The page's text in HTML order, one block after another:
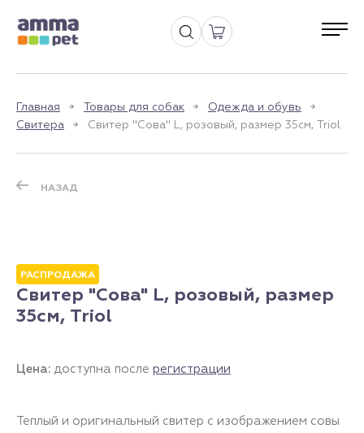
Главная Товары для собак
Одежда и обувь
Свитера
Свитер "Сова" L, розовый, размер 35см, Triol
НАЗАД
РАСПРОДАЖА
Свитер "Сова" L, розовый, размер
35см, Triol
Цена: доступна после регистрации
Теплый и оригинальный свитер с изображением совы